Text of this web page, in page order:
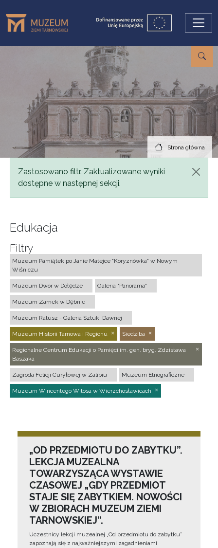
Strona główna
Komunikat
Zastosowano filtr. Zaktualizowane wyniki
dostępne w następnej sekcji.
Edukacja
Filtry
Muzeum Pamiątek po Janie Matejce "Koryznówka" w Nowym
Wiśniczu
Muzeum Dwór w Dołędze Galeria "Panorama"
Muzeum Zamek w Dębnie
Muzeum Ratusz - Galeria Sztuki Dawnej
Muzeum Historii Tarnowa i Regionu Siedziba
Regionalne Centrum Edukacji o Pamięci im. gen. bryg. Zdzisława
Baszaka
Zagroda Felicji Curyłowej w Zalipiu Muzeum Etnograficzne
Muzeum Wincentego Witosa w Wierzchosławicach
„OD PRZEDMIOTU DO ZABYTKU”.
LEKCJA MUZEALNA
TOWARZYSZĄCA WYSTAWIE
CZASOWEJ „GDY PRZEDMIOT
STAJE SIĘ ZABYTKIEM. NOWOŚCI
W ZBIORACH MUZEUM ZIEMI
TARNOWSKIEJ”.
Uczestnicy lekcji muzealnej „Od przedmiotu do zabytku”
zapoznają się z najważniejszymi zagadnieniami